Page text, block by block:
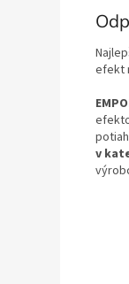
efekt
v